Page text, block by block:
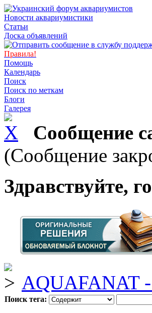
Новости аквариумистики
Статьи
Доска объявлений
Правила!
Помощь
Календарь
Поиск
Поиск по меткам
Блоги
Галерея
Сообщение
(Сообщение
Здравствуйте,
AQUAFANAT
Поиск тега: